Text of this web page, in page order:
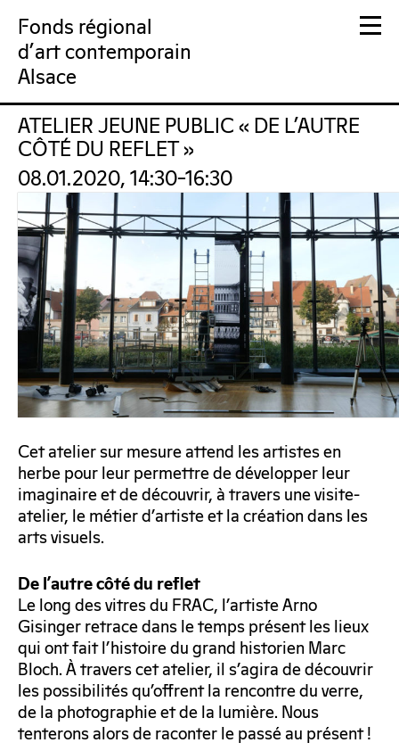
Fonds régional
d'art contemporain
Alsace
FRAC Alsace
ATELIER JEUNE PUBLIC « DE L’AUTRE
CÔTÉ DU REFLET »
08.01.2020, 14:30–16:30
Cet atelier sur mesure attend les artistes en
herbe pour leur permettre de développer leur
imaginaire et de découvrir, à travers une visite-
atelier, le métier d’artiste et la création dans les
arts visuels.
De l’autre côté du reflet
Le long des vitres du FRAC, l’artiste Arno
Gisinger retrace dans le temps présent les lieux
qui ont fait l’histoire du grand historien Marc
Bloch. À travers cet atelier, il s’agira de découvrir
les possibilités qu’offrent la rencontre du verre,
de la photographie et de la lumière. Nous
tenterons alors de raconter le passé au présent !